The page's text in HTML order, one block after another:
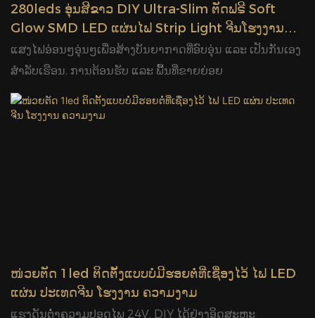
280leds ອຸ່ນສີຂາວ DIY Ultra-Slim ຕັດຟຣີ Soft
Glow SMD LED ແຜ່ນໄຟ Strip Light ຈີນໂຮງງານ
Glamour
ແສງໄຟອ່ອນໆອຸ່ນໆເພື່ອສ້າງບັນຍາກາດທີ່ອົບອຸ່ນ ແລະ ເປັນກັນເອງ
ສຳລັບເຮືອນ, ການຕ້ອນຮັບ ແລະ ພື້ນທີ່ຂາຍຍ່ອຍ
ໜ່ວຍຕັດ 1led ຕິດຕັ້ງແບບບໍ່ມີຮອຍຕໍ່ທີ່ເຊື່ອງໄວ້ ໄຟ LED
ແຜ່ນ ປະເທດຈີນ ໂຮງງານ ຄວາມງາມ
ແຮງດັນຕໍ່າຄວາມປອດໄພ 24V, DIY ໄດ້ຢ່າງອິດສະຫຼະ